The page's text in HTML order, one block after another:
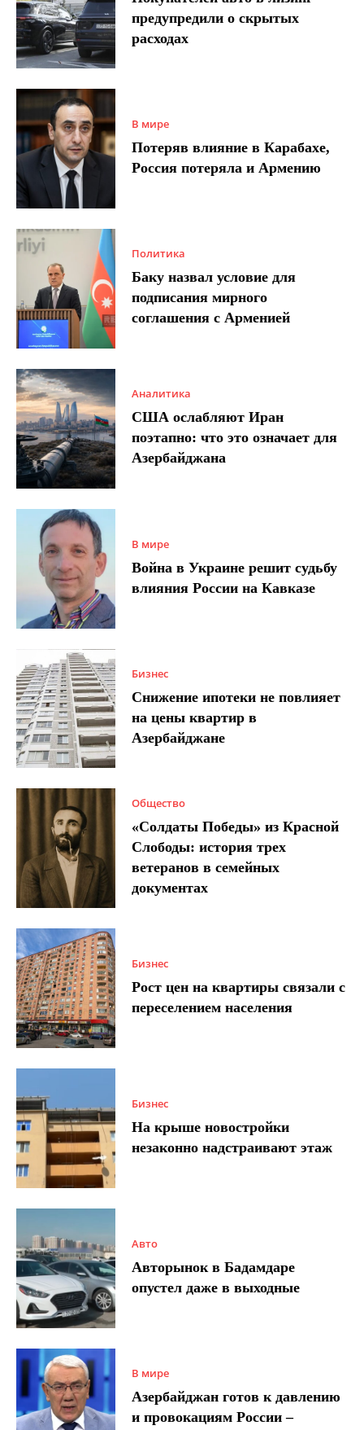
предупредили о скрытых
расходах
В мире
Потеряв влияние в Карабахе,
Россия потеряла и Армению
Политика
Баку назвал условие для
подписания мирного
соглашения с Арменией
Аналитика
США ослабляют Иран
поэтапно: что это означает для
Азербайджана
В мире
Война в Украине решит судьбу
влияния России на Кавказе
Бизнес
Снижение ипотеки не повлияет
на цены квартир в
Азербайджане
Общество
«Солдаты Победы» из Красной
Слободы: история трех
ветеранов в семейных
документах
Бизнес
Рост цен на квартиры связали с
переселением населения
Бизнес
На крыше новостройки
незаконно надстраивают этаж
Авто
Авторынок в Бадамдаре
опустел даже в выходные
В мире
Азербайджан готов к давлению
и провокациям России –